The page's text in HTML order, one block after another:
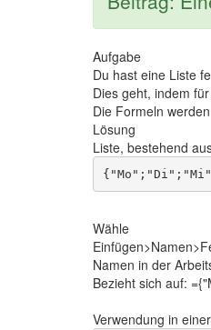
Aufgabe
Du hast eine Liste
Dies geht, indem
Die Formeln
Lösung
Liste, bestehend
Wähle
Namen in der
Bezieht sich auf:
Verwendung in